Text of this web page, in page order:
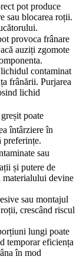
pot produce
sau blocarea roții.
provoca frânare
auziți zgomote
contaminat
frânării. Purjarea
lichid
poate
întârziere în
preferințe.
sau
și putere de
materialului devine
sau montajul
crescând riscul
lungi poate
temporar eficiența
în mod